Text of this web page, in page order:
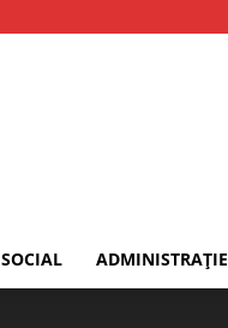
SOCIAL ADMINISTRAȚIE